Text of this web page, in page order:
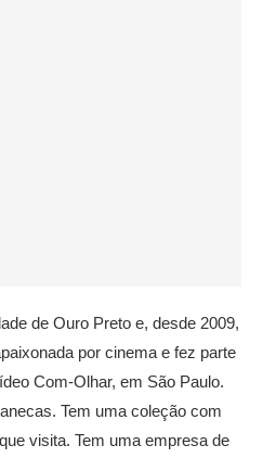
de Ouro Preto e, desde 2009,
por cinema e fez parte
Com-Olhar, em São Paulo.
Tem uma coleção com
visita. Tem uma empresa de